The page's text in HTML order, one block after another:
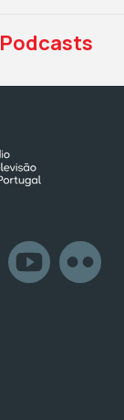
Podcasts